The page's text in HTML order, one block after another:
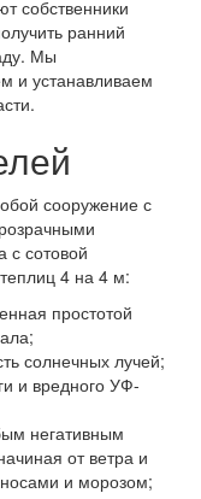
собственники
ранний
Мы
и устанавливаем
сооружение с
с сотовой
4 на 4 м:
простотой
солнечных лучей;
и вредного УФ-
негативным
от ветра и
и морозом;